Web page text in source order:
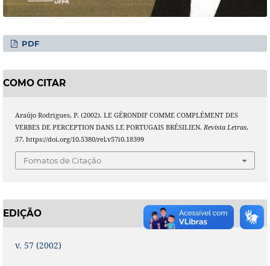
PDF
COMO CITAR
Araújo Rodrigues, P. (2002). LE GÉRONDIF COMME COMPLÉMENT DES
VERBES DE PERCEPTION DANS LE PORTUGAIS BRÉSILIEN. Revista Letras,
57. https://doi.org/10.5380/rel.v57i0.18399
Fomatos de Citação
EDIÇÃO
v. 57 (2002)